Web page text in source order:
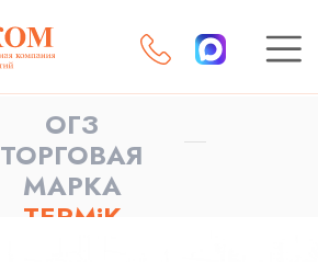
ОГЗ
ТОРГОВАЯ
МАРКА
TERMiK